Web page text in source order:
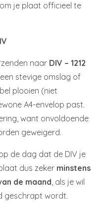
je plaat officieel te
naar DIV – 1212
stevige omslag of
plooien (niet
A4-envelop past.
want onvoldoende
geweigerd.
de dag dat de DIV je
dus zeker minstens
de maand, als je wil
geschrapt wordt.